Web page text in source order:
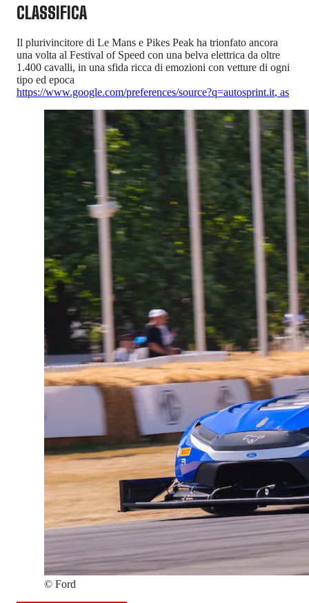
CLASSIFICA
Il plurivincitore di Le Mans e Pikes Peak ha trionfato ancora
una volta al Festival of Speed con una belva elettrica da oltre
1.400 cavalli, in una sfida ricca di emozioni con vetture di ogni
tipo ed epoca
https://www.google.com/preferences/source?q=autosprint.it, as
© Ford